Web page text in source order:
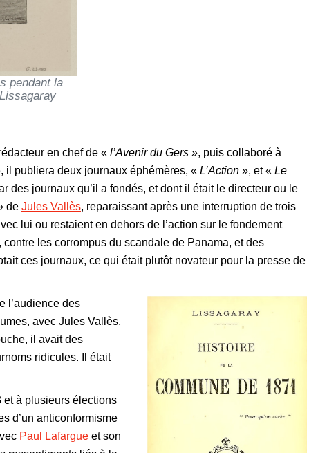
pendant la
en chef de « l’Avenir du Gers », puis collaboré à
il publiera deux journaux éphémères, « L’Action », et « Le
des journaux qu’il a fondés, et dont il était le directeur ou le
de Jules Vallès, reparaissant après une interruption de trois
lui ou restaient en dehors de l’action sur le fondement
contre les corrompus du scandale de Panama, et des
ces journaux, ce qui était plutôt novateur pour la presse de
l’audience des
avec Jules Vallès,
il avait des
ridicules. Il était
à plusieurs élections
d’un anticonformisme
Paul Lafargue et son